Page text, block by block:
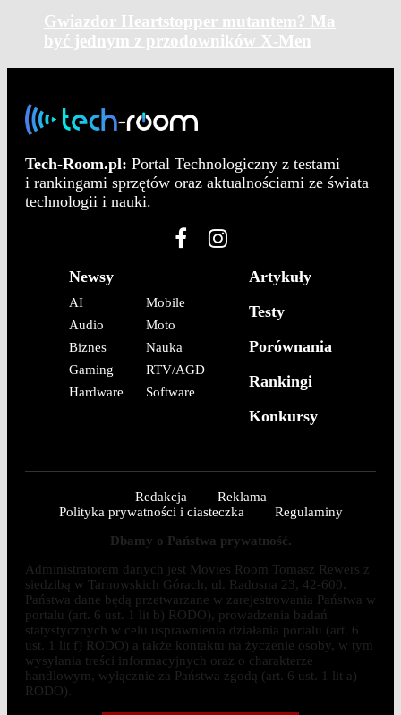
Gwiazdor Heartstopper mutantem? Ma
być jednym z przodowników X-Men
Tech-Room.pl: Portal Technologiczny z testami
i rankingami sprzętów oraz aktualnościami ze świata
technologii i nauki.
Newsy
AI
Audio
Biznes
Gaming
Hardware
Mobile
Moto
Nauka
RTV/AGD
Software
Artykuły
Testy
Porównania
Rankingi
Konkursy
Redakcja
Reklama
Polityka prywatności i ciasteczka
Regulaminy
Dbamy o Państwa prywatność.
Administratorem danych jest Movies Room Tomasz Rewers z
siedzibą w Tarnowskich Górach, ul. Radosna 23, 42-600.
Państwa dane będą przetwarzane w zarejestrowania Państwa w
portalu (art. 6 ust. 1 lit b) RODO), prowadzenia badań
statystycznych w celu usprawnienia działania portalu (art. 6
ust. 1 lit f) RODO) a także kontaktu na życzenie osoby, w tym
wysyłania treści informacyjnych oraz o charakterze
handlowym, wyłącznie za Państwa zgodą (art. 6 ust. 1 lit a)
RODO).